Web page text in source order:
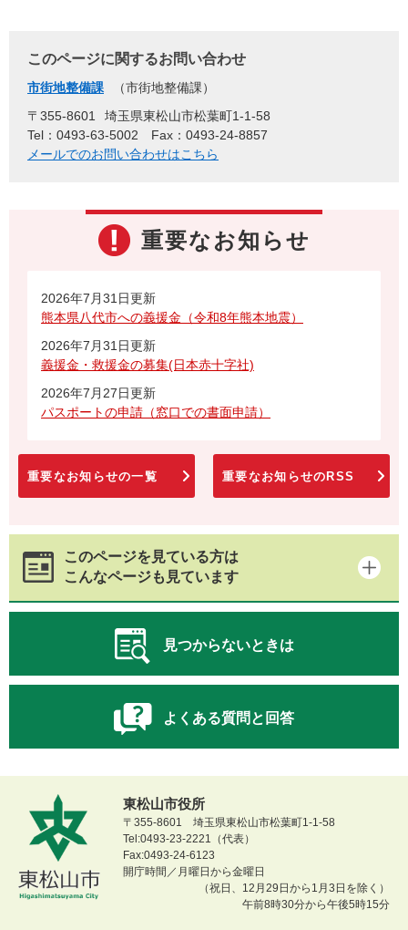
このページに関するお問い合わせ
市街地整備課
市街地整備課
〒355-8601
埼玉県東松山市松葉町1-1-58
Tel：0493-63-5002
Fax：0493-24-8857
メールでのお問い合わせはこちら
重要なお知らせ
2026年7月31日更新
熊本県八代市への義援金（令和8年熊本地震）
2026年7月31日更新
義援金・救援金の募集(日本赤十字社)
2026年7月27日更新
パスポートの申請（窓口での書面申請）
重要なお知らせの一覧 重要なお知らせのRSS
このページを見ている方は
こんなページも見ています
見つからないときは
よくある質問と回答
東松山市役所
〒355-8601 埼玉県東松山市松葉町1-1-58
Tel:0493-23-2221（代表）
Fax:0493-24-6123
開庁時間／月曜日から金曜日
（祝日、12月29日から1月3日を除く）
午前8時30分から午後5時15分